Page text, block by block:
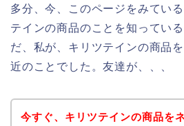
多分、今、このページをみてい
テインの商品のことを知ってい
だ、私が、キリツテインの商品
近のことでした。友達が、、、
今すぐ、キリツテインの商品を